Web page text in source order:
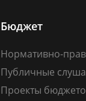
Бюджет
Нормативно-
Публичные
Проекты